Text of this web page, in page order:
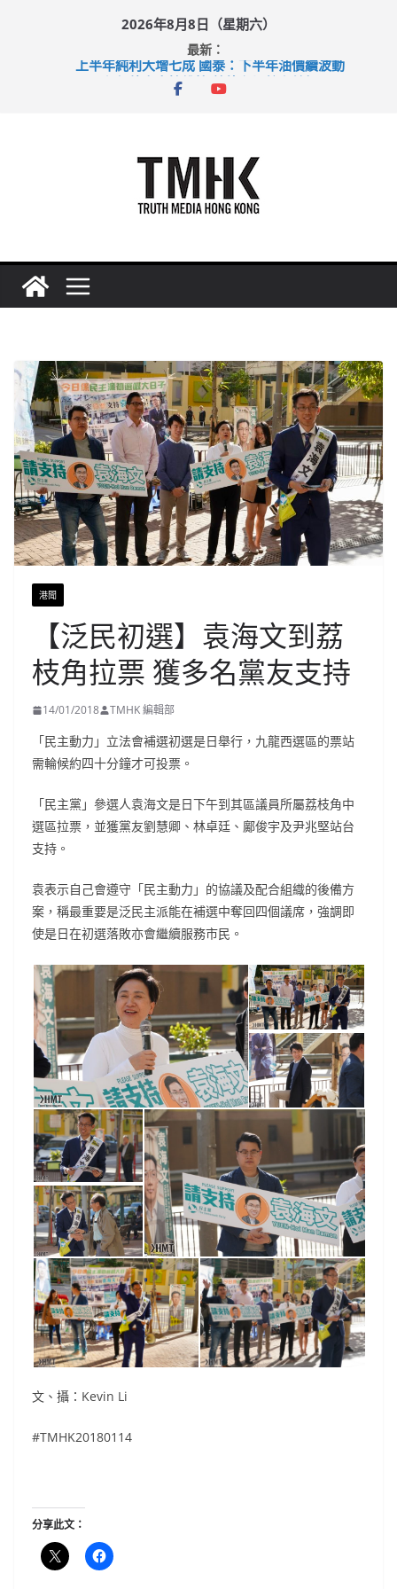
2026年8月8日（星期六）
最新：
上半年純利大增七成 國泰：下半年油價續波動
拜仁熱身賽挫維拉 啟德主場館奪錦標
港聞
【泛民初選】袁海文到荔
枝角拉票 獲多名黨友支持
14/01/2018 TMHK 編輯部
「民主動力」立法會補選初選是日舉行，九龍西選區的票站
需輪候約四十分鐘才可投票。
「民主黨」參選人袁海文是日下午到其區議員所屬荔枝角中
選區拉票，並獲黨友劉慧卿、林卓廷、鄺俊宇及尹兆堅站台
支持。
袁表示自己會遵守「民主動力」的協議及配合組織的後備方
案，稱最重要是泛民主派能在補選中奪回四個議席，強調即
使是日在初選落敗亦會繼續服務市民。
文、攝：Kevin Li
#TMHK20180114
分享此文：